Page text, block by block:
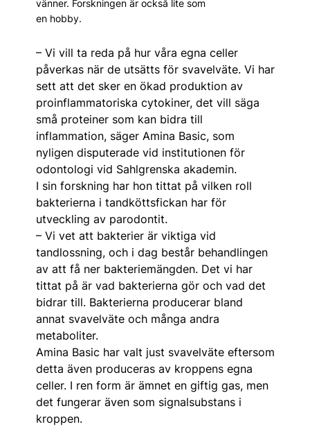
vänner. Forskningen är också lite som
en hobby.
– Vi vill ta reda på hur våra egna celler
påverkas när de utsätts för svavelväte. Vi har
sett att det sker en ökad produktion av
proinflammatoriska cytokiner, det vill säga
små proteiner som kan bidra till
inflammation, säger Amina Basic, som
nyligen disputerade vid institutionen för
odontologi vid Sahlgrenska akademin.
I sin forskning har hon tittat på vilken roll
bakterierna i tandköttsfickan har för
utveckling av parodontit.
– Vi vet att bakterier är viktiga vid
tandlossning, och i dag består behandlingen
av att få ner bakteriemängden. Det vi har
tittat på är vad bakterierna gör och vad det
bidrar till. Bakterierna producerar bland
annat svavelväte och många andra
metaboliter.
Amina Basic har valt just svavelväte eftersom
detta även produceras av kroppens egna
celler. I ren form är ämnet en giftig gas, men
det fungerar även som signalsubstans i
kroppen.